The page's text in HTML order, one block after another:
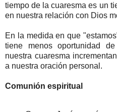
tiempo de la cuaresma es un
en nuestra relación con Dios
En la medida en que
tiene menos oportunidad de
nuestra cuaresma
a nuestra oración personal.
Comunión espiritual